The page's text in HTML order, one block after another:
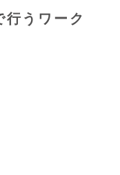
うワーク